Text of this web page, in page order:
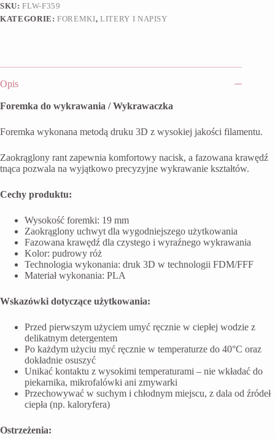
SKU:FLW-F359
KATEGORIE:FOREMKI,LITERY I NAPISY
Opis
Foremka do wykrawania / Wykrawaczka
Foremka wykonana metodą druku 3D z wysokiej jakości filamentu.
Zaokrąglony rant zapewnia komfortowy nacisk, a fazowana krawędź
tnąca pozwala na wyjątkowo precyzyjne wykrawanie kształtów.
Cechy produktu:
Wysokość foremki: 19 mm
Zaokrąglony uchwyt dla wygodniejszego użytkowania
Fazowana krawędź dla czystego i wyraźnego wykrawania
Kolor: pudrowy róż
Technologia wykonania: druk 3D w technologii FDM/FFF
Materiał wykonania: PLA
Wskazówki dotyczące użytkowania:
Przed pierwszym użyciem umyć ręcznie w ciepłej wodzie z
delikatnym detergentem
Po każdym użyciu myć ręcznie w temperaturze do 40°C oraz
dokładnie osuszyć
Unikać kontaktu z wysokimi temperaturami – nie wkładać do
piekarnika, mikrofalówki ani zmywarki
Przechowywać w suchym i chłodnym miejscu, z dala od źródeł
ciepła (np. kaloryfera)
Ostrzeżenia: